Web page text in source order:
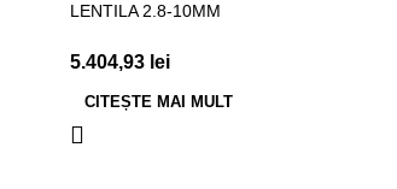
LENTILA 2.8-10MM
5.404,93 lei
CITEȘTE MAI MULT